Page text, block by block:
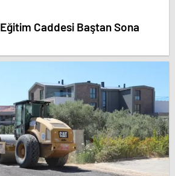
Caddesi Baştan Sona